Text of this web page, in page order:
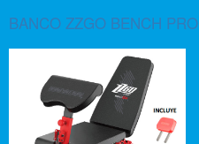
BANCO ZZGO BENCH PRO